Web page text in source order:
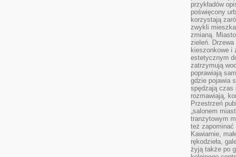
przykładów
poświęcony
korzystają
zwykli
zmianą.
zieleń.
kieszonkowe i
estetycznym
zatrzymują
poprawiają
gdzie pojawia
spędzają czas
rozmawiają,
Przestrzeń
„salonem
tranzytowym
też zapominać
Kawiarnie,
rękodzieła,
żyją także po